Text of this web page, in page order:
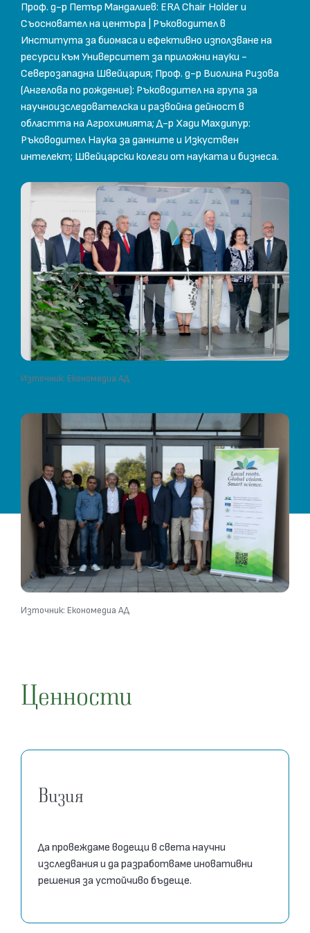
Проф. д-р Петър Мандалиев: ERA Chair Holder и
Съосновател на центъра | Ръководител в
Института за биомаса и ефективно използване на
ресурси към Университет за приложни науки -
Северозападна Швейцария; Проф. д-р Виолина Ризова
(Ангелова по рождение): Ръководител на група за
научноизследователска и развойна дейност в
областта на Агрохимията; Д-р Хади Махдипур:
Ръководител Наука за данните и Изкуствен
интелект; Швейцарски колеги от науката и бизнеса.
Източник: Економедиа АД
Източник: Економедиа АД
Ценности
Визия
Да провеждаме водещи в света научни
изследвания и да разработваме иновативни
решения за устойчиво бъдеще.